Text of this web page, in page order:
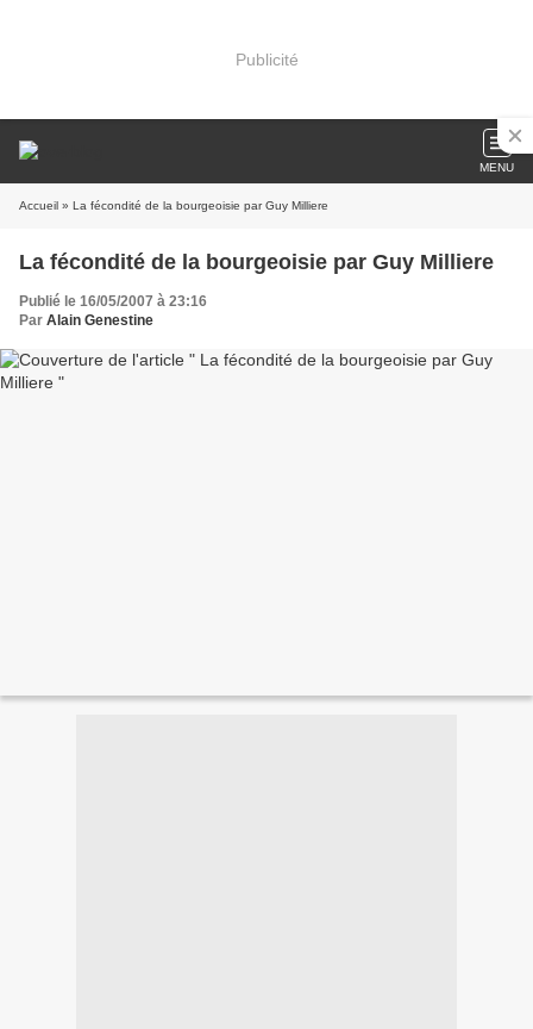
Publicité
MENU
Accueil » La fécondité de la bourgeoisie par Guy Milliere
La fécondité de la bourgeoisie par Guy Milliere
Publié le 16/05/2007 à 23:16
Par Alain Genestine